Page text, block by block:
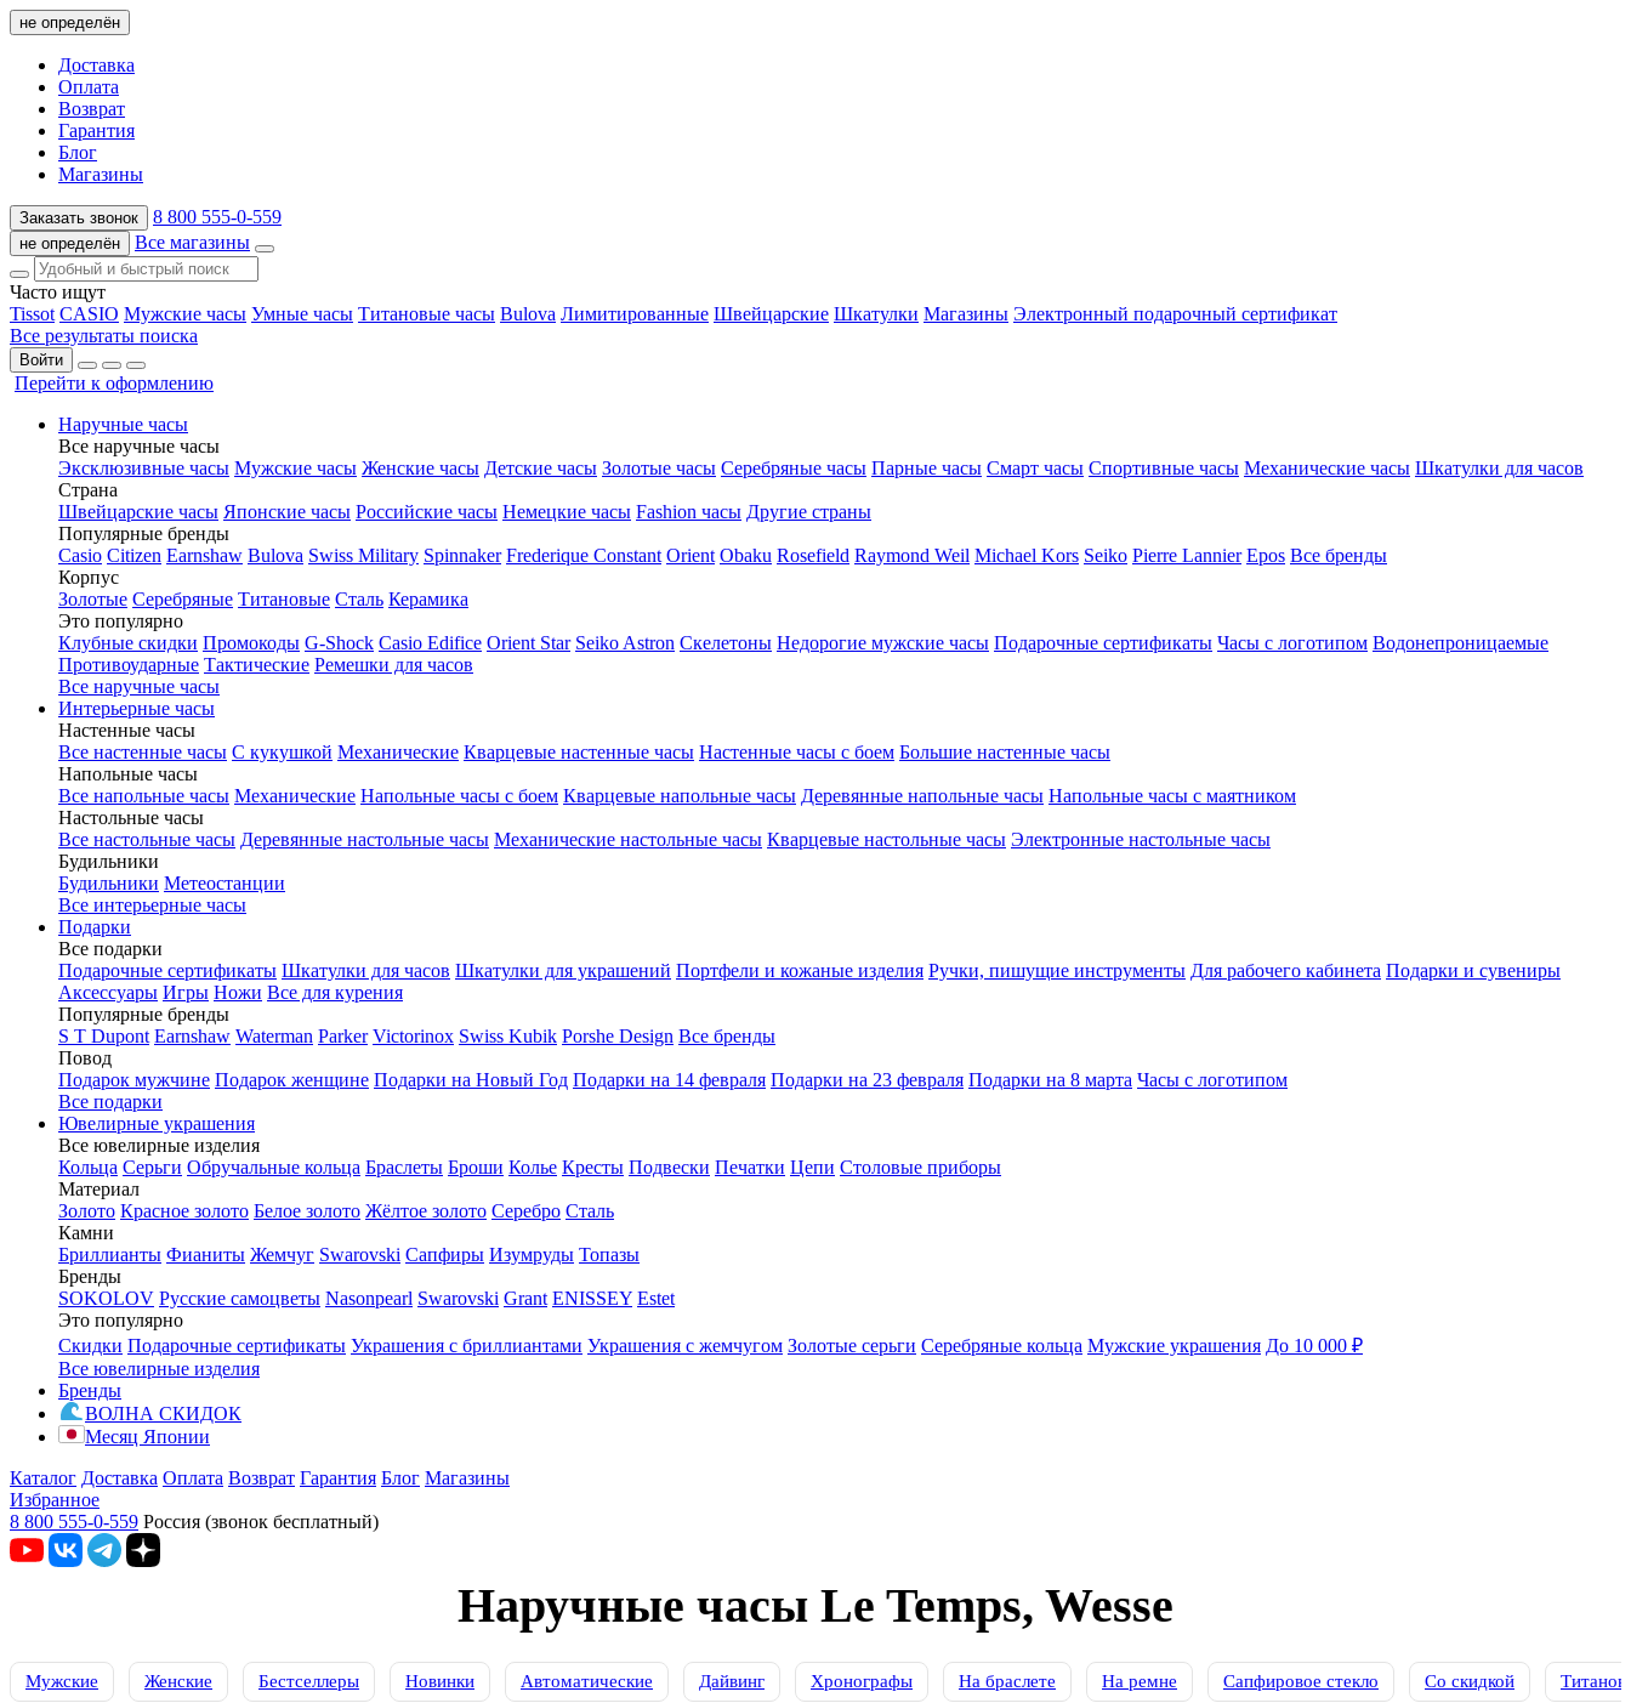
не определён
Доставка
Оплата
Возврат
Гарантия
Блог
Магазины
Заказать звонок 8 800 555-0-559
не определён Все магазины
Часто ищут
Tissot CASIO Мужские часы Умные часы Титановые часы Bulova Лимитированные Швейцарские Шкатулки Магазины Электронный подарочный сертификат
Все результаты поиска
Войти
Перейти к оформлению
Наручные часы
Все наручные часы
Эксклюзивные часы Мужские часы Женские часы Детские часы Золотые часы Серебряные часы Парные часы Смарт часы Спортивные часы Механические часы Шкатулки для часов
Страна
Швейцарские часы Японские часы Российские часы Немецкие часы Fashion часы Другие страны
Популярные бренды
Casio Citizen Earnshaw Bulova Swiss Military Spinnaker Frederique Constant Orient Obaku Rosefield Raymond Weil Michael Kors Seiko Pierre Lannier Epos Все бренды
Корпус
Золотые Серебряные Титановые Сталь Керамика
Это популярно
Клубные скидки Промокоды G-Shock Casio Edifice Orient Star Seiko Astron Скелетоны Недорогие мужские часы Подарочные сертификаты Часы с логотипом Водонепроницаемые
Противоударные Тактические Ремешки для часов
Все наручные часы
Интерьерные часы
Настенные часы
Все настенные часы С кукушкой Механические Кварцевые настенные часы Настенные часы с боем Большие настенные часы
Напольные часы
Все напольные часы Механические Напольные часы с боем Кварцевые напольные часы Деревянные напольные часы Напольные часы с маятником
Настольные часы
Все настольные часы Деревянные настольные часы Механические настольные часы Кварцевые настольные часы Электронные настольные часы
Будильники
Будильники Метеостанции
Все интерьерные часы
Подарки
Все подарки
Подарочные сертификаты Шкатулки для часов Шкатулки для украшений Портфели и кожаные изделия Ручки, пишущие инструменты Для рабочего кабинета Подарки и сувениры
Аксессуары Игры Ножи Все для курения
Популярные бренды
S T Dupont Earnshaw Waterman Parker Victorinox Swiss Kubik Porshe Design Все бренды
Повод
Подарок мужчине Подарок женщине Подарки на Новый Год Подарки на 14 февраля Подарки на 23 февраля Подарки на 8 марта Часы с логотипом
Все подарки
Ювелирные украшения
Все ювелирные изделия
Кольца Серьги Обручальные кольца Браслеты Броши Колье Кресты Подвески Печатки Цепи Столовые приборы
Материал
Золото Красное золото Белое золото Жёлтое золото Серебро Сталь
Камни
Бриллианты Фианиты Жемчуг Swarovski Сапфиры Изумруды Топазы
Бренды
SOKOLOV Русские самоцветы Nasonpearl Swarovski Grant ENISSEY Estet
Это популярно
Скидки Подарочные сертификаты Украшения с бриллиантами Украшения с жемчугом Золотые серьги Серебряные кольца Мужские украшения До 10 000 ₽
Все ювелирные изделия
Бренды
ВОЛНА СКИДОК
Месяц Японии
Каталог Доставка Оплата Возврат Гарантия Блог Магазины
Избранное
8 800 555-0-559 Россия (звонок бесплатный)
Наручные часы Le Temps, Wesse
Мужские Женские Бестселлеры Новинки Автоматические Дайвинг Хронографы На браслете На ремне Сапфировое стекло Со скидкой